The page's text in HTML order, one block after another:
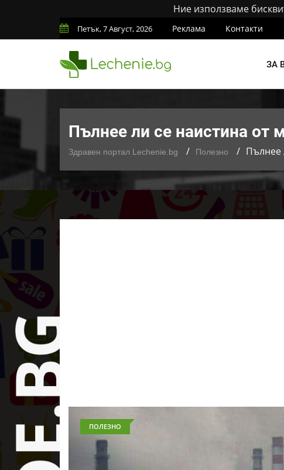
Ние използваме
Петък, 7 Август, 2026 Реклама Контакти
ЗА
Пълнее ли се наистина от
Здравен портал Lechenie.bg Полезно Пълнее
ПОЛЕЗНО